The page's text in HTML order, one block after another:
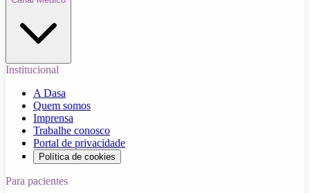
Institucional
A Dasa
Quem somos
Imprensa
Trabalhe conosco
Portal de privacidade
Política de cookies
Para pacientes